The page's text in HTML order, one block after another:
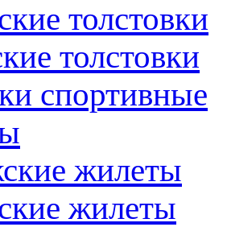
толстовки
толстовки
спортивные
жилеты
жилеты